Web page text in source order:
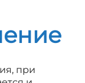
при